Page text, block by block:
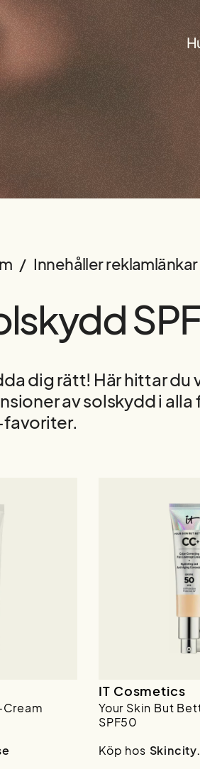
/ Innehåller reklamlänkar
SPF
dig rätt! Här hittar du
av solskydd i
favoriter.
IT Cosmetics
Your Skin But
SPF50
Köp hos